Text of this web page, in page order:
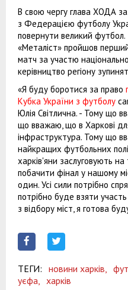
В свою чергу глава ХОДА
з Федерацією футболу
повернути великий
«Металіст» пройшов
матч за участю
керівництво регіону
«Я буду боротися за право
Кубка України з футболу
Юлія Світлична. - Тому що
що вважаю, що в Харкові
інфраструктура. Тому що
найкращих футбольних
харків'яни заслуговують
побачити фінал у нашому
один. Усі сили потрібно
потрібно буде взяти
з відбору міст, я готова
ТЕГИ: новини харків,
уєфа,
харків